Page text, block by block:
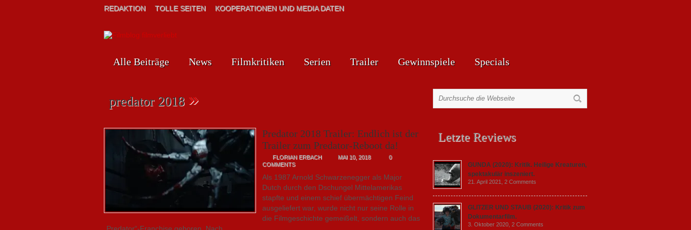
REDAKTION TOLLE SEITEN KOOPERATIONEN UND MEDIA DATEN
Alle Beiträge News Filmkritiken Serien Trailer Gewinnspiele Specials
predator 2018 »
Predator 2018 Trailer: Endlich ist der
Trailer zum Predator-Reboot da!
FLORIAN ERBACH MAI 10, 2018
0
COMMENTS
Als 1987 Arnold Schwarzenegger als Major
Dutch durch den Dschungel Mittelamerikas
stapfte und einem schief übermächtigen Feind
ausgeliefert war, wurde nicht nur seine Rolle in
die Filmgeschichte gemeißelt, sondern auch das
Letzte Reviews
GUNDA (2020): Kritik. Heilige Kreaturen,
spektakulär inszeniert.
21. April 2021, 2 Comments
GLITZER UND STAUB (2020): Kritik zum
Dokumentarfilm.
3. Oktober 2020, 2 Comments